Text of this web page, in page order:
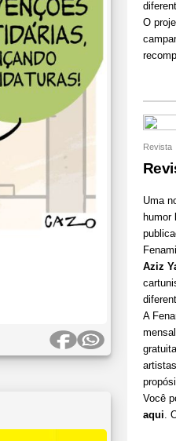
O
Revista
Uma
humor
Aziz
A
Você
aqui.